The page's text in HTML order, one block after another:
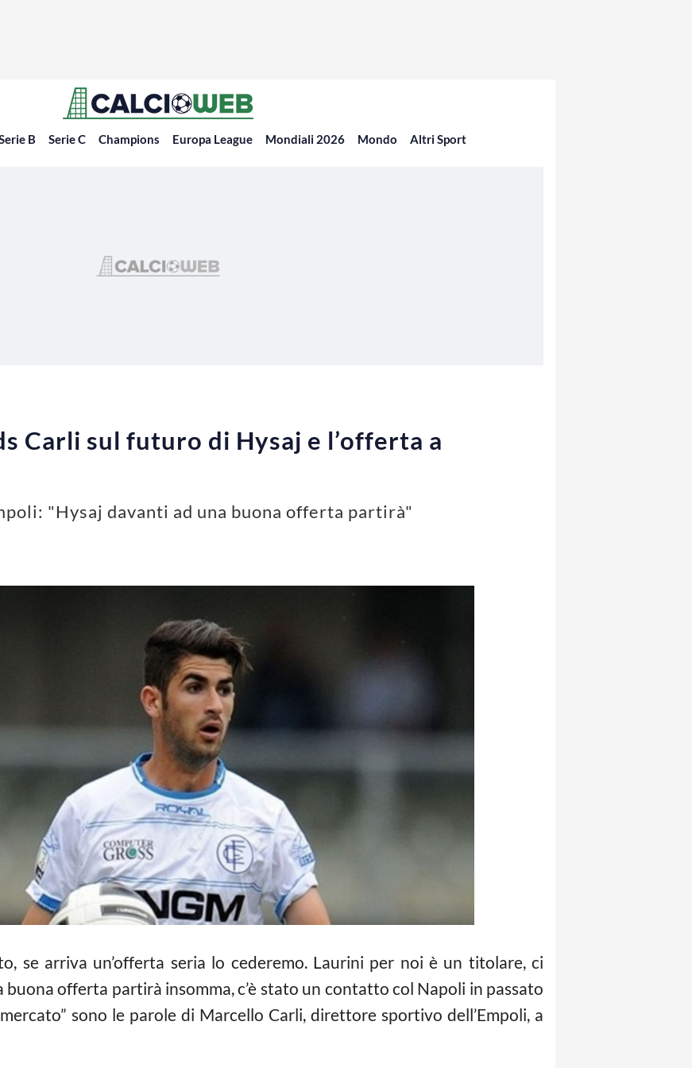
B Serie C Champions Europa League Mondiali 2026 Mondo Altri Sport
Carli sul futuro di Hysaj e l’offerta a
"Hysaj davanti ad una buona offerta partirà"
se arriva un’offerta seria lo cederemo. Laurini per noi è un titolare, ci
offerta partirà insomma, c’è stato un contatto col Napoli in passato
sono le parole di Marcello Carli, direttore sportivo dell’Empoli, a